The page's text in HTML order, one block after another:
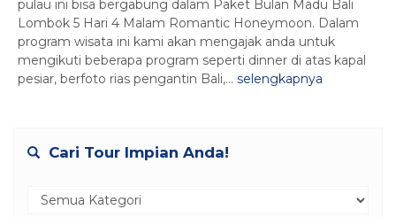
pulau ini bisa bergabung dalam Paket Bulan Madu Bali
Lombok 5 Hari 4 Malam Romantic Honeymoon. Dalam
program wisata ini kami akan mengajak anda untuk
mengikuti beberapa program seperti dinner di atas kapal
pesiar, berfoto rias pengantin Bali,... selengkapnya
Cari Tour Impian Anda!